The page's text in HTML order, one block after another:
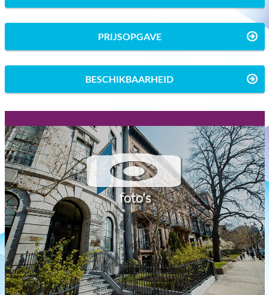
PRIJSOPGAVE
BESCHIKBAARHEID
foto's